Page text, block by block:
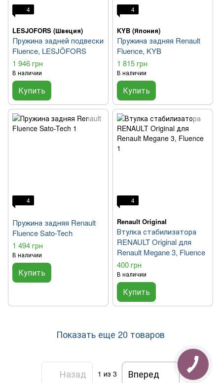
4
LESJOFORS (Швеция)
Пружина задней подвески
Fluence, LESJÖFORS
1 946 грн
В наличии
Купить
4
KYB (Япония)
Пружина задняя Renault
Fluence, KYB
1 815 грн
В наличии
Купить
4
Пружина задняя Renault
Fluence Sato-Tech
1 494 грн
В наличии
Купить
4
Renault Original
Втулка стабилизатора
RENAULT Original для
Renault Megane 3, Fluence
400 грн
В наличии
Купить
Показать еще 20 товаров
Назад 1 из 3 Вперед